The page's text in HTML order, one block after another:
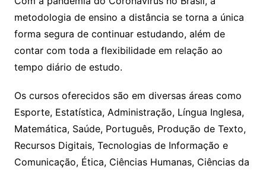
metodologia de ensino a distância se torna a única
forma segura de continuar estudando, além de
contar com toda a flexibilidade em relação ao
tempo diário de estudo.
Os cursos oferecidos são em diversas áreas como
Esporte, Estatística, Administração, Língua Inglesa,
Matemática, Saúde, Português, Produção de Texto,
Recursos Digitais, Tecnologias de Informação e
Comunicação, Ética, Ciências Humanas, Ciências da